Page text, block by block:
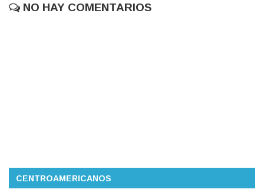
NO HAY COMENTARIOS
CENTROAMERICANOS